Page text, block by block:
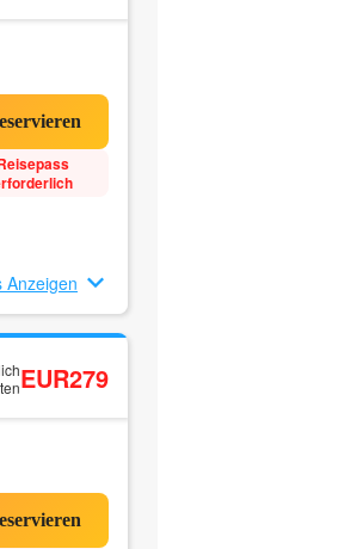
Anzeigen
EUR279